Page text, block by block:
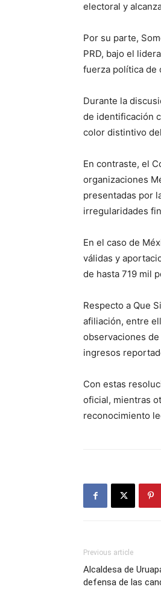
electoral y
Por su parte,
PRD, bajo el
fuerza política de
Durante la
de identificación
color distintivo
En contraste, el
organizaciones
presentadas por
irregularidades
En el caso de
válidas y
de hasta 719 mil
Respecto a Que
afiliación, entre
observaciones
ingresos
Con estas
oficial, mientras
reconocimiento
Previous article
Alcaldesa de
defensa de las